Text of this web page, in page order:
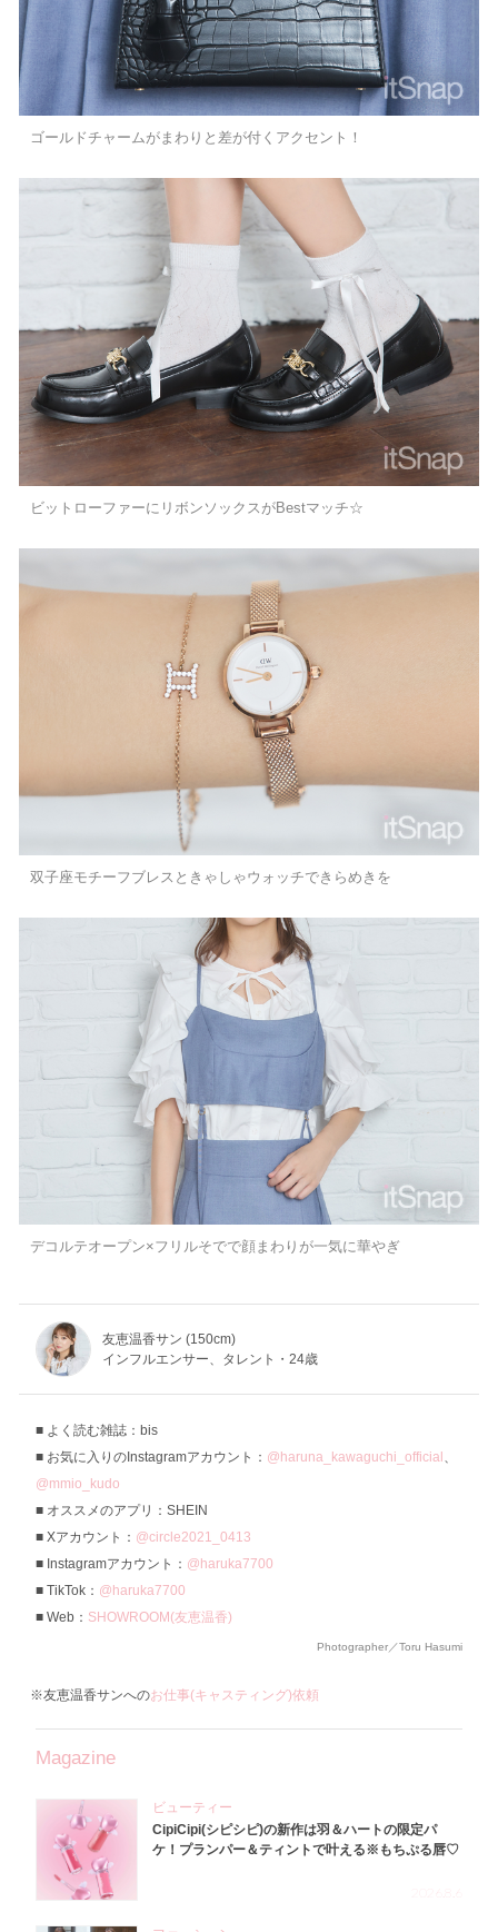
ゴールドチャームがまわりと差が付くアクセント！
ビットローファーにリボンソックスがBestマッチ☆
双子座モチーフブレスときゃしゃウォッチできらめきを
デコルテオープン×フリルそでで顔まわりが一気に華やぎ
友恵温香サン (150cm)
インフルエンサー、タレント・24歳
よく読む雑誌：bis
お気に入りのInstagramアカウント： @haruna_kawaguchi_official 、
@mmio_kudo
オススメのアプリ：SHEIN
Xアカウント： @circle2021_0413
Instagramアカウント： @haruka7700
TikTok： @haruka7700
Web： SHOWROOM(友恵温香)
Photographer／Toru Hasumi
※友恵温香サンへのお仕事(キャスティング)依頼
Magazine
ビューティー
CipiCipi(シピシピ)の新作は羽＆ハートの限定パ
ケ！プランパー＆ティントで叶える※もちぷる唇♡